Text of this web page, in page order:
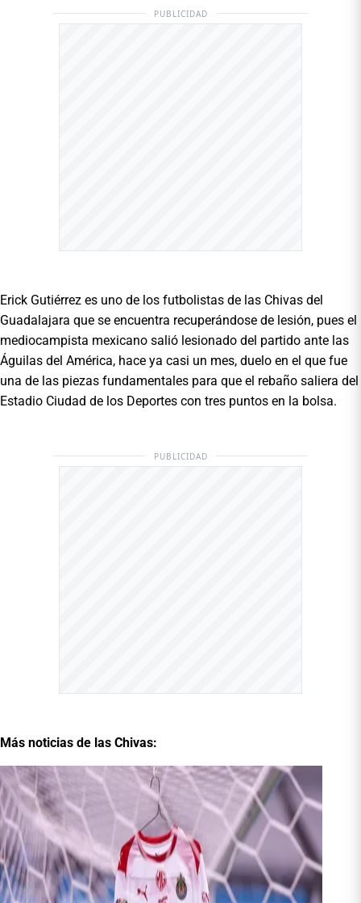
PUBLICIDAD
Erick Gutiérrez es uno de los futbolistas de las Chivas del
Guadalajara que se encuentra recuperándose de lesión, pues el
mediocampista mexicano salió lesionado del partido ante las
Águilas del América, hace ya casi un mes, duelo en el que fue
una de las piezas fundamentales para que el rebaño saliera del
Estadio Ciudad de los Deportes con tres puntos en la bolsa.
PUBLICIDAD
Más noticias de las Chivas: